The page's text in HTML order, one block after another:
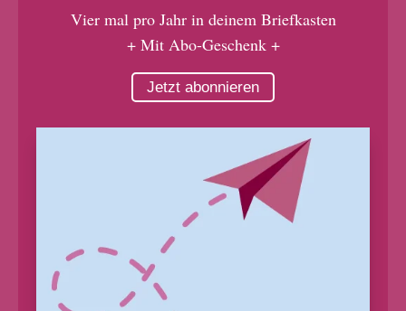
Vier mal pro Jahr in deinem Briefkasten
+ Mit Abo-Geschenk +
Jetzt abonnieren